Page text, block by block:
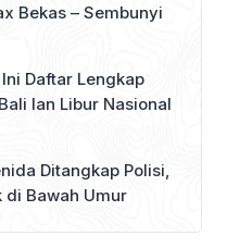
Bekas – Sembunyi
Daftar Lengkap
lan Libur Nasional
Ditangkap Polisi,
di Bawah Umur